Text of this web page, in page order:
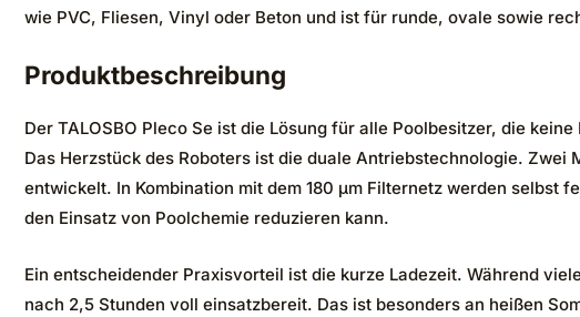
wie PVC, Fliesen, Vinyl oder Beton und ist für runde, ovale sowie
Produktbeschreibung
Der TALOSBO Pleco Se ist die Lösung für alle Poolbesitzer, die
Das Herzstück des Roboters ist die duale Antriebstechnologie.
entwickelt. In Kombination mit dem 180 μm Filternetz werden selbst
den Einsatz von Poolchemie reduzieren kann.
Ein entscheidender Praxisvorteil ist die kurze Ladezeit. Während
nach 2,5 Stunden voll einsatzbereit. Das ist besonders an heißen